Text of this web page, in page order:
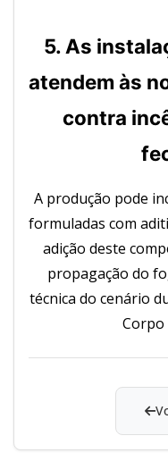
5. As
atendem às
contra
A produção pode
formuladas com
adição deste
propagação do
técnica do cenário
Corpo